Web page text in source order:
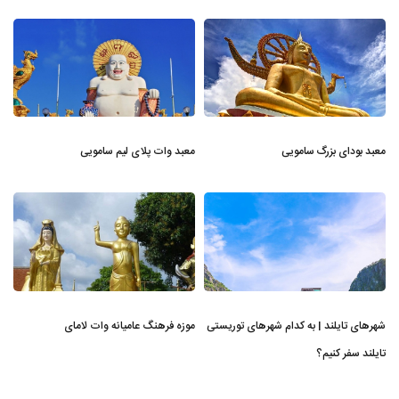
معبد بودای بزرگ سامویی معبد وات پلای لیم سامویی
شهرهای تایلند | به کدام شهرهای توریستی
تایلند سفر کنیم؟
موزه فرهنگ عامیانه وات لامای